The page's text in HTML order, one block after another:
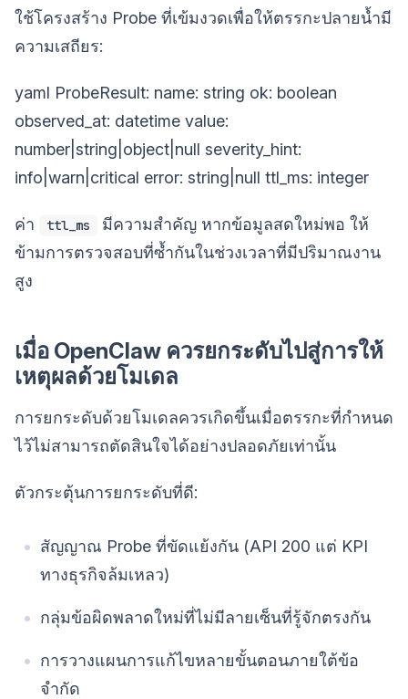
ใช้โครงสร้าง Probe ที่เข้มงวดเพื่อให้ตรรกะปลายน้ำมี
ความเสถียร:
yaml ProbeResult: name: string ok: boolean
observed_at: datetime value:
number|string|object|null severity_hint:
info|warn|critical error: string|null ttl_ms: integer
ค่า ttl_ms
มีความสำคัญ หากข้อมูลสดใหม่พอ ให้
ข้ามการตรวจสอบที่ซ้ำกันในช่วงเวลาที่มีปริมาณงาน
สูง
เมื่อ OpenClaw ควรยกระดับไปสู่การให้
เหตุผลด้วยโมเดล
การยกระดับด้วยโมเดลควรเกิดขึ้นเมื่อตรรกะที่กำหนด
ไว้ไม่สามารถตัดสินใจได้อย่างปลอดภัยเท่านั้น
ตัวกระตุ้นการยกระดับที่ดี:
สัญญาณ Probe ที่ขัดแย้งกัน (API 200 แต่ KPI
ทางธุรกิจล้มเหลว)
กลุ่มข้อผิดพลาดใหม่ที่ไม่มีลายเซ็นที่รู้จักตรงกัน
การวางแผนการแก้ไขหลายขั้นตอนภายใต้ข้อ
จำกัด